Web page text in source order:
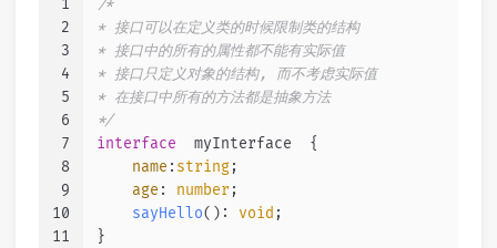
1
2
3
4
5
6
7
8
9
10
11
/*
* 接口可以在定义类的时候限制类的结构
* 接口中的所有的属性都不能有实际值
* 接口只定义对象的结构, 而不考虑实际值
* 在接口中所有的方法都是抽象方法
*/
interface
  myInterface  {
name : string;
age : number ;
sayHello(): void ;
}